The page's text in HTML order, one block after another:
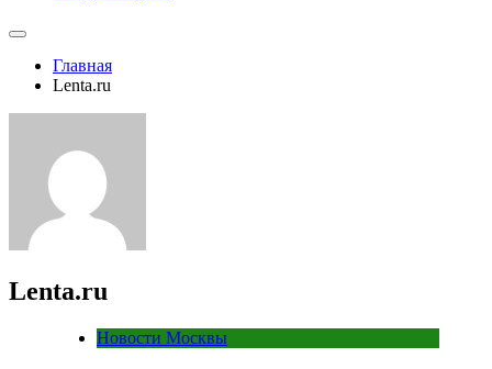
Главная
Lenta.ru
Lenta.ru
Новости Москвы